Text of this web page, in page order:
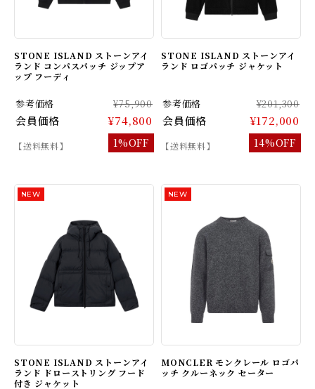
STONE ISLAND ストーンアイ
ランド コンパスパッチ ジップア
ップ フーディ
参考価格 ¥75,900
会員価格 ¥74,800
【送料無料】 1%OFF
STONE ISLAND ストーンアイ
ランド ロゴパッチ ジャケット
参考価格 ¥201,300
会員価格 ¥172,000
【送料無料】 14%OFF
STONE ISLAND ストーンアイ
ランド ドローストリング フード
付き ジャケット
MONCLER モンクレール ロゴパ
ッチ クルーネック セーター